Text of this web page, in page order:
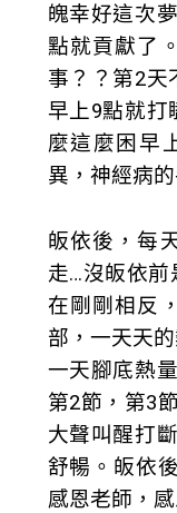
魄幸好這次
點就貢獻了
事？？第2天
早上9點就打
麼這麼困早
異，神經病
皈依後，每
走…沒皈依前
在剛剛相反
部，一天天
一天腳底熱
第2節，第3
大聲叫醒打
舒暢。皈依
感恩老師，